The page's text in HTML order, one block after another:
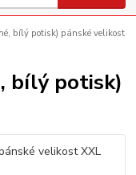
bílý potisk) pánské velikost
bílý potisk)